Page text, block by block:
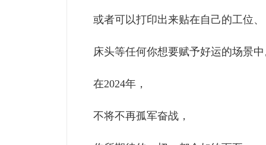
或者可以打印出来贴在自己的工位、
床头等任何你想要赋予好运的场景中
在2024年，
不将不再孤军奋战，